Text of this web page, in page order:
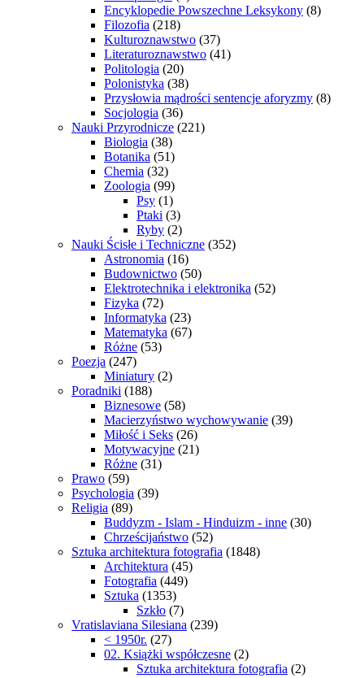
Encyklopedie Powszechne Leksykony (8)
Filozofia (218)
Kulturoznawstwo (37)
Literaturoznawstwo (41)
Politologia (20)
Polonistyka (38)
Przysłowia mądrości sentencje aforyzmy (8)
Socjologia (36)
Nauki Przyrodnicze (221)
Biologia (38)
Botanika (51)
Chemia (32)
Zoologia (99)
Psy (1)
Ptaki (3)
Ryby (2)
Nauki Ścisłe i Techniczne (352)
Astronomia (16)
Budownictwo (50)
Elektrotechnika i elektronika (52)
Fizyka (72)
Informatyka (23)
Matematyka (67)
Różne (53)
Poezja (247)
Miniatury (2)
Poradniki (188)
Biznesowe (58)
Macierzyństwo wychowywanie (39)
Miłość i Seks (26)
Motywacyjne (21)
Różne (31)
Prawo (59)
Psychologia (39)
Religia (89)
Buddyzm - Islam - Hinduizm - inne (30)
Chrześcijaństwo (52)
Sztuka architektura fotografia (1848)
Architektura (45)
Fotografia (449)
Sztuka (1353)
Szkło (7)
Vratislaviana Silesiana (239)
< 1950r. (27)
02. Książki współczesne (2)
Sztuka architektura fotografia (2)